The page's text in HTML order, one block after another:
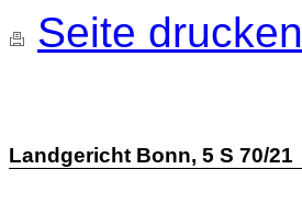
Seite drucken
Landgericht Bonn, 5 S 70/21